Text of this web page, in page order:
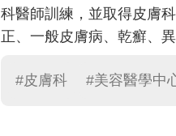
科醫師訓練，並取得皮膚
正、一般皮膚病、乾癬、
#皮膚科 #美容醫學中